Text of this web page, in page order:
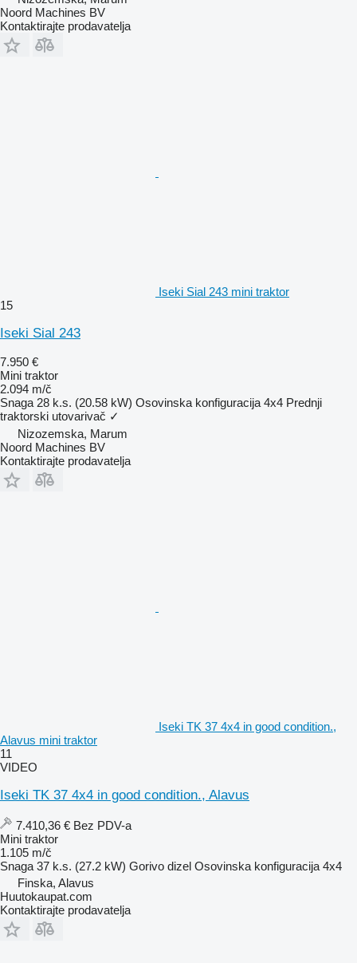
Noord Machines BV
Kontaktirajte prodavatelja
Iseki Sial 243 mini traktor
15
Iseki Sial 243
7.950 €
Mini traktor
2.094 m/č
Snaga 28 k.s. (20.58 kW) Osovinska konfiguracija 4x4 Prednji
traktorski utovarivač ✓
Nizozemska, Marum
Noord Machines BV
Kontaktirajte prodavatelja
Iseki TK 37 4x4 in good condition.,
Alavus mini traktor
11
VIDEO
Iseki TK 37 4x4 in good condition., Alavus
7.410,36 € Bez PDV-a
Mini traktor
1.105 m/č
Snaga 37 k.s. (27.2 kW) Gorivo dizel Osovinska konfiguracija 4x4
Finska, Alavus
Huutokaupat.com
Kontaktirajte prodavatelja